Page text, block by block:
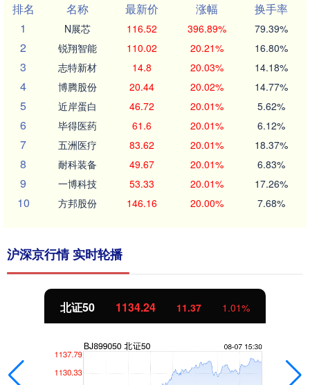
排名
名称 最新价 涨幅
换手率
1
N展芯 116.52 396.89% 79.39%
2 锐翔智能 110.02 20.21% 16.80%
3 志特新材 14.8 20.03% 14.18%
4 博腾股份 20.44 20.02% 14.77%
5 近岸蛋白 46.72 20.01% 5.62%
6 毕得医药 61.6 20.01% 6.12%
7 五洲医疗 83.62 20.01% 18.37%
8 耐科装备 49.67 20.01% 6.83%
9 一博科技 53.33 20.01% 17.26%
10 方邦股份 146.16 20.00% 7.68%
沪深京行情 实时轮播
北证50 1134.24 11.37 1.01%